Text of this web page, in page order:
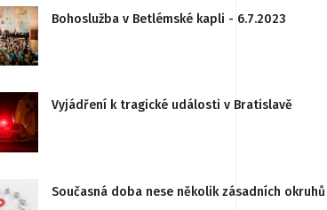
Bohoslužba v Betlémské kapli - 6.7.2023
Vyjádření k tragické události v Bratislavě
Současná doba nese několik zásadních